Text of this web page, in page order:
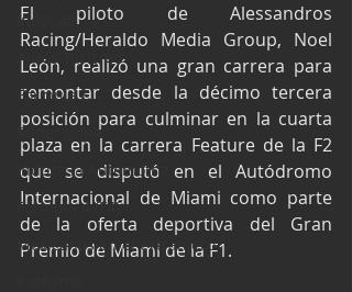
IndyCar
Autos Turismo
Fórmula E
Súper Copa
Industria Automotriz
Fórmula 4 (F4)
Mexicanos en el extranjero
El piloto de Alessandros
Racing/Heraldo Media Group, Noel
León, realizó una gran carrera para
remontar desde la décimo tercera
posición para culminar en la cuarta
plaza en la carrera Feature de la F2
que se disputó en el Autódromo
Internacional de Miami como parte
de la oferta deportiva del Gran
Premio de Miami de la F1.